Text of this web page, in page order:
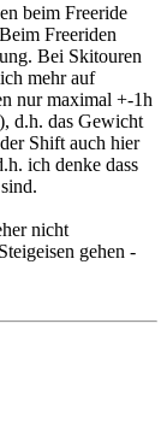
beim Freeride
Freeriden
Bei Skitouren
mehr auf
nur maximal +-1h
d.h. das Gewicht
Shift auch hier
ich denke dass
nicht
gehen -